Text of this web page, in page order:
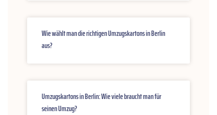
Wie wählt man die richtigen Umzugskartons in Berlin
aus?
Umzugskartons in Berlin: Wie viele braucht man für
seinen Umzug?